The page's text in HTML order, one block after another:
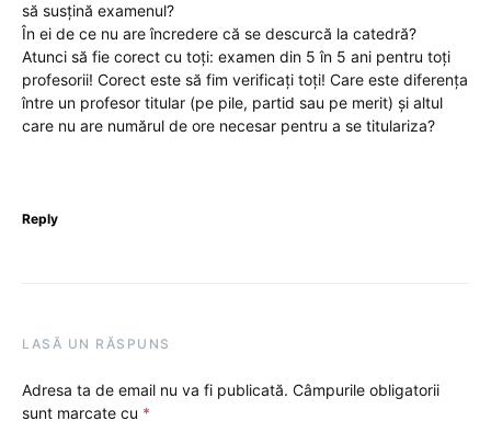
să susțină examenul?
În ei de ce nu are încredere că se descurcă la catedră?
Atunci să fie corect cu toți: examen din 5 în 5 ani pentru toți
profesorii! Corect este să fim verificați toți! Care este diferența
între un profesor titular (pe pile, partid sau pe merit) și altul
care nu are numărul de ore necesar pentru a se titulariza?
Reply
LASĂ UN RĂSPUNS
Adresa ta de email nu va fi publicată. Câmpurile obligatorii
sunt marcate cu *